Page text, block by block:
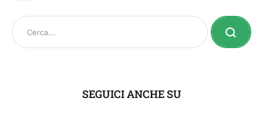
SEGUICI ANCHE SU